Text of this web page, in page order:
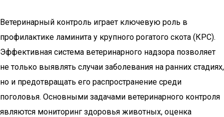
Ветеринарный контроль играет ключевую роль в
профилактике ламинита у крупного рогатого скота (КРС).
Эффективная система ветеринарного надзора позволяет
не только выявлять случаи заболевания на ранних стадиях,
но и предотвращать его распространение среди
поголовья. Основными задачами ветеринарного контроля
являются мониторинг здоровья животных, оценка